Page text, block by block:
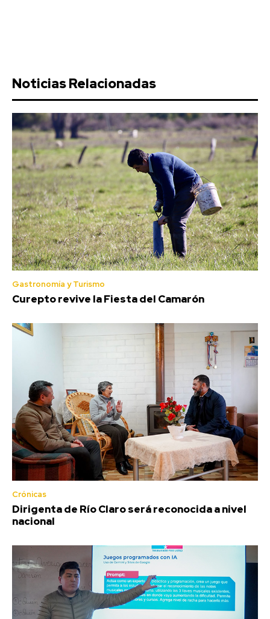
Noticias Relacionadas
Gastronomía y Turismo
Curepto revive la Fiesta del Camarón
Crónicas
Dirigenta de Río Claro será reconocida a nivel
nacional